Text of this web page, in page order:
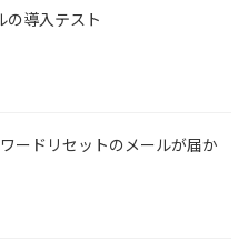
の導入テスト
ードリセットのメールが届か